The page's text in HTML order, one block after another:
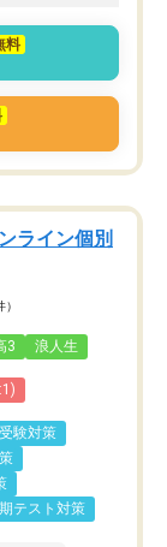
料
ライン個別
）
3 浪人生
験対策
テスト対策